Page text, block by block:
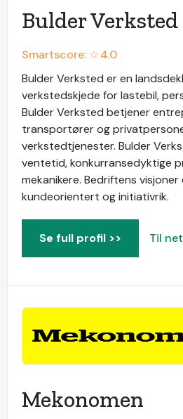
Bulder Verksted
Smartscore: ☆4.0
Bulder Verksted er en
verkstedskjede for lastebil,
Bulder Verksted betjener
transportører og
verkstedtjenester. Bulder
ventetid, konkurransedyktige
mekanikere. Bedriftens
kundeorientert og initiativrik.
Se full profil >> Til
Mekonomen